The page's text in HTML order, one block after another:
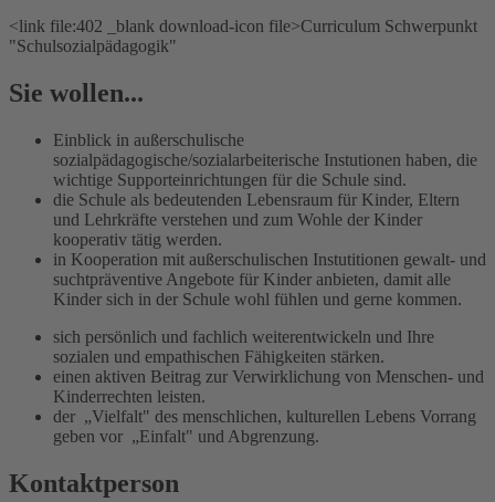
<link file:402 _blank download-icon file>Curriculum Schwerpunkt
"Schulsozialpädagogik"
Sie wollen...
Einblick in außerschulische
sozialpädagogische/sozialarbeiterische Instutionen haben, die
wichtige Supporteinrichtungen für die Schule sind.
die Schule als bedeutenden Lebensraum für Kinder, Eltern
und Lehrkräfte verstehen und zum Wohle der Kinder
kooperativ tätig werden.
in Kooperation mit außerschulischen Instutitionen gewalt- und
suchtpräventive Angebote für Kinder anbieten, damit alle
Kinder sich in der Schule wohl fühlen und gerne kommen.
sich persönlich und fachlich weiterentwickeln und Ihre
sozialen und empathischen Fähigkeiten stärken.
einen aktiven Beitrag zur Verwirklichung von Menschen- und
Kinderrechten leisten.
der „Vielfalt" des menschlichen, kulturellen Lebens Vorrang
geben vor „Einfalt" und Abgrenzung.
Kontaktperson